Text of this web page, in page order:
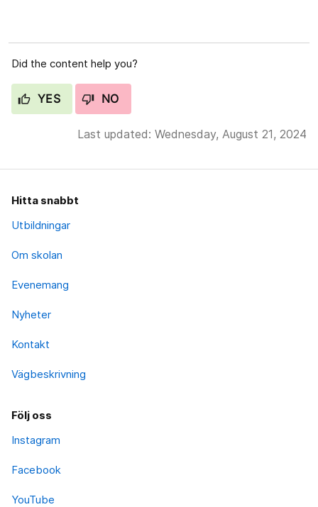
Did the content help you?
YES NO
Last updated: Wednesday, August 21, 2024
Hitta snabbt
Utbildningar
Om skolan
Evenemang
Nyheter
Kontakt
Vägbeskrivning
Följ oss
Instagram
Facebook
YouTube